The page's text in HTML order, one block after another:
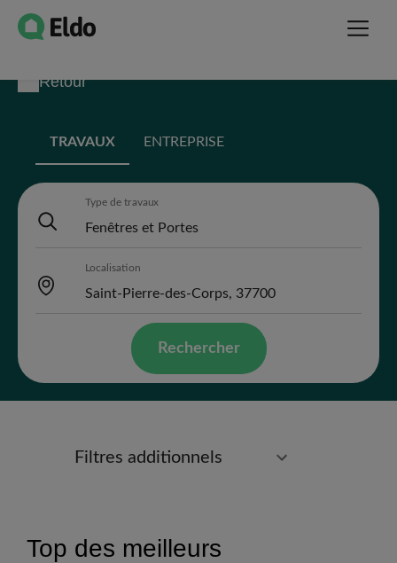
Retour
TRAVAUX ENTREPRISE
Type de travaux
Localisation
Rechercher
Filtres additionnels
Top des meilleurs